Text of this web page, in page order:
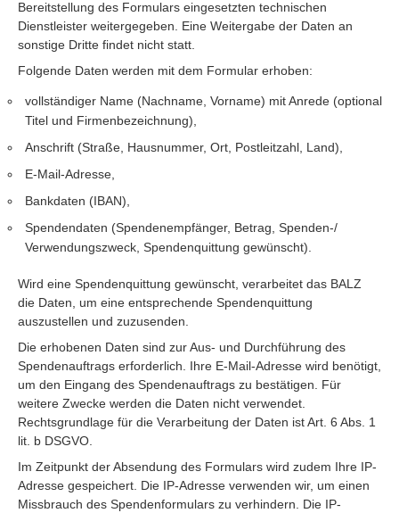
Bereitstellung des Formulars eingesetzten technischen
Dienstleister weitergegeben. Eine Weitergabe der Daten an
sonstige Dritte findet nicht statt.
Folgende Daten werden mit dem Formular erhoben:
vollständiger Name (Nachname, Vorname) mit Anrede (optional
Titel und Firmenbezeichnung),
Anschrift (Straße, Hausnummer, Ort, Postleitzahl, Land),
E-Mail-Adresse,
Bankdaten (IBAN),
Spendendaten (Spendenempfänger, Betrag, Spenden-/
Verwendungszweck, Spendenquittung gewünscht).
Wird eine Spendenquittung gewünscht, verarbeitet das BALZ
die Daten, um eine entsprechende Spendenquittung
auszustellen und zuzusenden.
Die erhobenen Daten sind zur Aus- und Durchführung des
Spendenauftrags erforderlich. Ihre E-Mail-Adresse wird benötigt,
um den Eingang des Spendenauftrags zu bestätigen. Für
weitere Zwecke werden die Daten nicht verwendet.
Rechtsgrundlage für die Verarbeitung der Daten ist Art. 6 Abs. 1
lit. b DSGVO.
Im Zeitpunkt der Absendung des Formulars wird zudem Ihre IP-
Adresse gespeichert. Die IP-Adresse verwenden wir, um einen
Missbrauch des Spendenformulars zu verhindern. Die IP-